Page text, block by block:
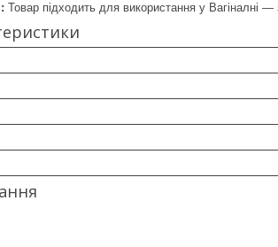
Товар підходить для використання у Вагіналні